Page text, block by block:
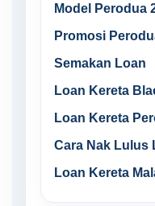
Model Perodua
Promosi
Semakan Loan
Loan Kereta
Loan Kereta
Cara Nak Lulus
Loan Kereta